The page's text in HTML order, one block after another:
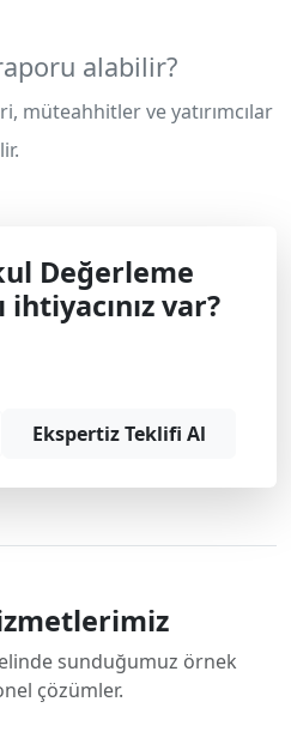
alabilir?
müteahhitler ve yatırımcılar
Değerleme
ihtiyacınız var?
Ekspertiz Teklifi Al
sunduğumuz örnek
çözümler.